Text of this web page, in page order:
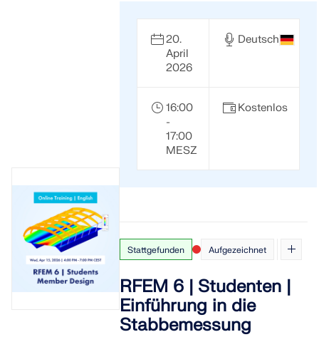
20.
April
2026
Deutsch
16:00
-
17:00
MESZ
Kostenlos
Stattgefunden Aufgezeichnet
RFEM 6 | Studenten |
Einführung in die
Stabbemessung